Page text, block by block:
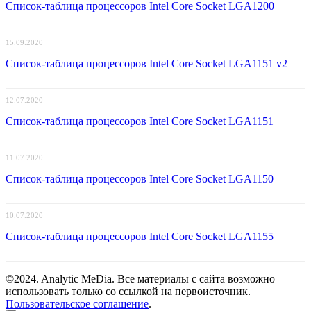
Список-таблица процессоров Intel Core Socket LGA1200
15.09.2020
Список-таблица процессоров Intel Core Socket LGA1151 v2
12.07.2020
Список-таблица процессоров Intel Core Socket LGA1151
11.07.2020
Список-таблица процессоров Intel Core Socket LGA1150
10.07.2020
Список-таблица процессоров Intel Core Socket LGA1155
©2024. Analytic MeDia. Все материалы с сайта возможно
использовать только со ссылкой на первоисточник.
Пользовательское соглашение.